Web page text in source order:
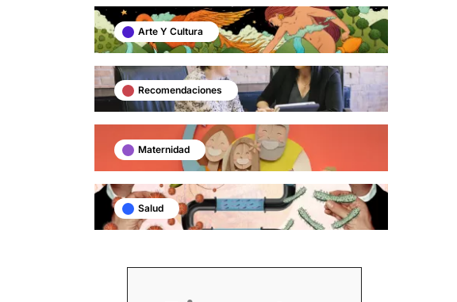
Arte Y Cultura
Recomendaciones
Maternidad
Salud